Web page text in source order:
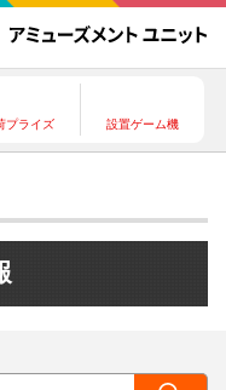
プライズ 設置ゲーム機